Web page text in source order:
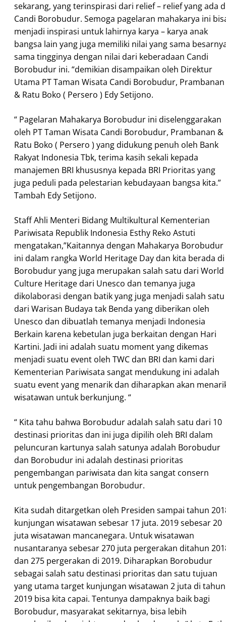
sekarang, yang terinspirasi dari relief – relief yang ada
Candi Borobudur. Semoga pagelaran mahakarya ini
menjadi inspirasi untuk lahirnya karya – karya anak
bangsa lain yang juga memiliki nilai yang sama
sama tingginya dengan nilai dari keberadaan Candi
Borobudur ini. “demikian disampaikan oleh Direktur
Utama PT Taman Wisata Candi Borobudur, Prambanan
& Ratu Boko ( Persero ) Edy Setijono.
“ Pagelaran Mahakarya Borobudur ini diselenggarakan
oleh PT Taman Wisata Candi Borobudur, Prambanan &
Ratu Boko ( Persero ) yang didukung penuh oleh Bank
Rakyat Indonesia Tbk, terima kasih sekali kepada
manajemen BRI khususnya kepada BRI Prioritas yang
juga peduli pada pelestarian kebudayaan bangsa kita.”
Tambah Edy Setijono.
Staff Ahli Menteri Bidang Multikultural Kementerian
Pariwisata Republik Indonesia Esthy Reko Astuti
mengatakan,”Kaitannya dengan Mahakarya Borobudur
ini dalam rangka World Heritage Day dan kita berada di
Borobudur yang juga merupakan salah satu dari World
Culture Heritage dari Unesco dan temanya juga
dikolaborasi dengan batik yang juga menjadi salah satu
dari Warisan Budaya tak Benda yang diberikan oleh
Unesco dan dibuatlah temanya menjadi Indonesia
Berkain karena kebetulan juga berkaitan dengan Hari
Kartini. Jadi ini adalah suatu moment yang dikemas
menjadi suatu event oleh TWC dan BRI dan kami dari
Kementerian Pariwisata sangat mendukung ini adalah
suatu event yang menarik dan diharapkan akan
wisatawan untuk berkunjung. “
“ Kita tahu bahwa Borobudur adalah salah satu dari 10
destinasi prioritas dan ini juga dipilih oleh BRI dalam
peluncuran kartunya salah satunya adalah Borobudur
dan Borobudur ini adalah destinasi prioritas
pengembangan pariwisata dan kita sangat consern
untuk pengembangan Borobudur.
Kita sudah ditargetkan oleh Presiden sampai tahun
kunjungan wisatawan sebesar 17 juta. 2019 sebesar 20
juta wisatawan mancanegara. Untuk wisatawan
nusantaranya sebesar 270 juta pergerakan ditahun
dan 275 pergerakan di 2019. Diharapkan Borobudur
sebagai salah satu destinasi prioritas dan satu tujuan
yang utama target kunjungan wisatawan 2 juta di tahun
2019 bisa kita capai. Tentunya dampaknya baik bagi
Borobudur, masyarakat sekitarnya, bisa lebih